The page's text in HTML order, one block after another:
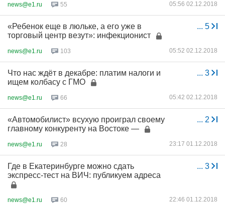
news@e1.ru 55 05:56 02.12.2018
... 5
«Ребенок еще в люльке, а его уже в
торговый центр везут»: инфекционист
news@e1.ru 103 05:52 02.12.2018
... 3
Что нас ждёт в декабре: платим налоги и
ищем колбасу с ГМО
news@e1.ru 66 05:42 02.12.2018
... 2
«Автомобилист» всухую проиграл своему
главному конкуренту на Востоке —
news@e1.ru 28 23:17 01.12.2018
... 3
Где в Екатеринбурге можно сдать
экспресс-тест на ВИЧ: публикуем адреса
news@e1.ru 60 22:46 01.12.2018